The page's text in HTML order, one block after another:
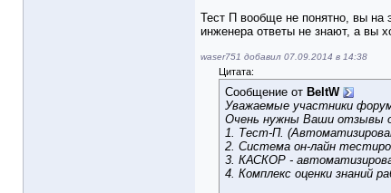
Тест П вообще не понятно, вы на
инженера ответы не знают, а вы
waser751 добавил 07.09.2014 в 14:38
Цитата:
Сообщение от BeltW
Уважаемые участники
Очень нужны Ваши отзывы
1. Тест-П.
2. Система он-лайн
3. КАСКОР -
4. Комплекс оценки знаний